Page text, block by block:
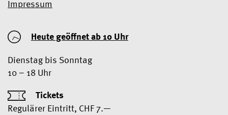
Impressum
Heute geöffnet ab 10 Uhr
Dienstag bis Sonntag
10 – 18 Uhr
Tickets
Regulärer Eintritt, CHF 7.—